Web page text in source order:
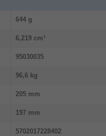
644 g
6,219 cm³
95030035
96,6 kg
205 mm
197 mm
5702017228402